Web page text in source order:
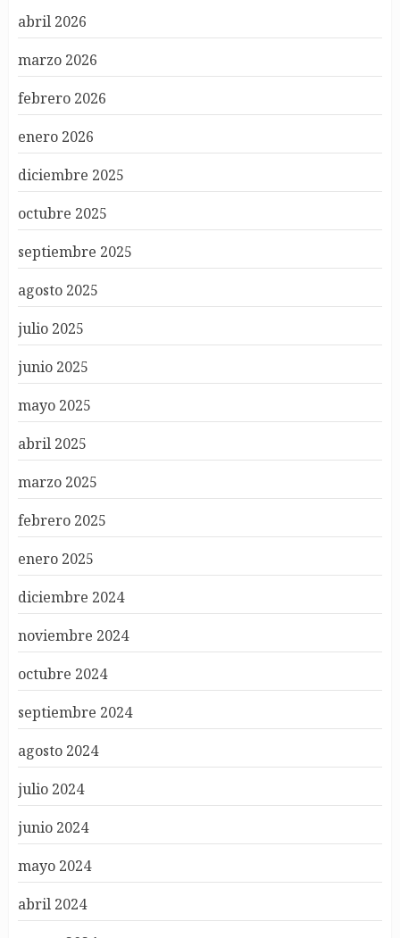
abril 2026
marzo 2026
febrero 2026
enero 2026
diciembre 2025
octubre 2025
septiembre 2025
agosto 2025
julio 2025
junio 2025
mayo 2025
abril 2025
marzo 2025
febrero 2025
enero 2025
diciembre 2024
noviembre 2024
octubre 2024
septiembre 2024
agosto 2024
julio 2024
junio 2024
mayo 2024
abril 2024